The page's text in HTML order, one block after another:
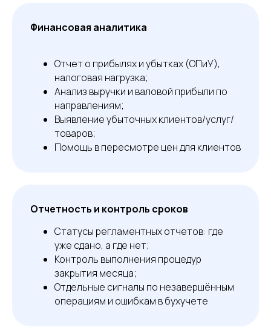
Финансовая аналитика
Отчет о прибылях и убытках (ОПиУ),
налоговая нагрузка;
Анализ выручки и валовой прибыли по
направлениям;
Выявление убыточных клиентов/услуг/
товаров;
Помощь в пересмотре цен для клиентов
Отчетность и контроль сроков
Статусы регламентных отчетов: где
уже сдано, а где нет;
Контроль выполнения процедур
закрытия месяца;
Отдельные сигналы по незавершённым
операциям и ошибкам в бухучете